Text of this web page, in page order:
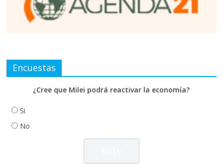
Encuestas
¿Cree que Milei podrá reactivar la economía?
Si
No